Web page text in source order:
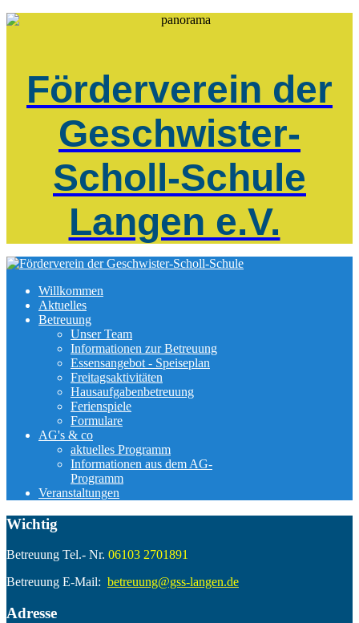
Förderverein der
Geschwister-
Scholl-Schule
Langen e.V.
Willkommen
Aktuelles
Betreuung
Unser Team
Informationen zur Betreuung
Essensangebot - Speiseplan
Freitagsaktivitäten
Hausaufgabenbetreuung
Ferienspiele
Formulare
AG's & co
aktuelles Programm
Informationen aus dem AG-
Programm
Veranstaltungen
Wichtig
Betreuung Tel.- Nr. 06103 2701891
Betreuung E-Mail: betreuung@gss-langen.de
Adresse